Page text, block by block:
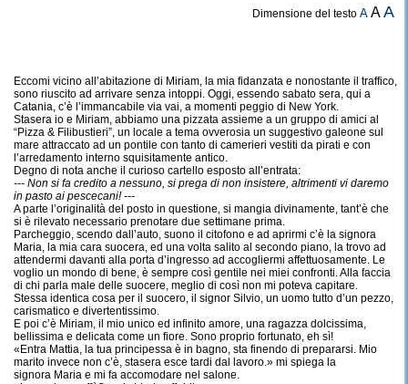
Dimensione del testoA AA
Eccomi vicino all’abitazione di Miriam, la mia fidanzata e nonostante il traffico,
sono riuscito ad arrivare senza intoppi. Oggi, essendo sabato sera, qui a
Catania, c’è l’immancabile via vai, a momenti peggio di New York.
Stasera io e Miriam, abbiamo una pizzata assieme a un gruppo di amici al
“Pizza & Filibustieri”, un locale a tema ovverosia un suggestivo galeone sul
mare attraccato ad un pontile con tanto di camerieri vestiti da pirati e con
l’arredamento interno squisitamente antico.
Degno di nota anche il curioso cartello esposto all’entrata:
--- Non si fa credito a nessuno, si prega di non insistere, altrimenti vi daremo
in pasto ai pescecani! ---
A parte l’originalità del posto in questione, si mangia divinamente, tant’è che
si è rilevato necessario prenotare due settimane prima.
Parcheggio, scendo dall’auto, suono il citofono e ad aprirmi c’è la signora
Maria, la mia cara suocera, ed una volta salito al secondo piano, la trovo ad
attendermi davanti alla porta d’ingresso ad accogliermi affettuosamente. Le
voglio un mondo di bene, è sempre così gentile nei miei confronti. Alla faccia
di chi parla male delle suocere, meglio di così non mi poteva capitare.
Stessa identica cosa per il suocero, il signor Silvio, un uomo tutto d’un pezzo,
carismatico e divertentissimo.
E poi c’è Miriam, il mio unico ed infinito amore, una ragazza dolcissima,
bellissima e delicata come un fiore. Sono proprio fortunato, eh sì!
«Entra Mattia, la tua principessa è in bagno, sta finendo di prepararsi. Mio
marito invece non c’è, stasera esce tardi dal lavoro.» mi spiega la
signora Maria e mi fa accomodare nel salone.